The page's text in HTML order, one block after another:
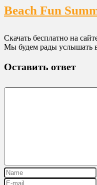
Beach Fun
Скачать бесплатно на
Мы будем рады услышать
Оставить ответ